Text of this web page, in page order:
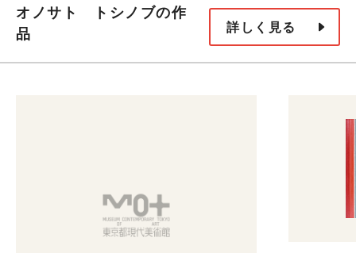
オノサト トシノブの作
品
詳しく見る